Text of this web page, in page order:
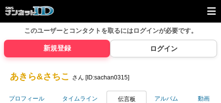
このユーザーとコンタクトを取るにはログインが必要です。
新規登録 ログイン
あきら&さちこ さん [ID:sachan0315]
プロフィール タイムライン 伝言板 アルバム 動画